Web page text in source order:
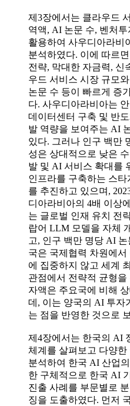
제3장에서는 클라우드
역액, AI 논문 수, 벤처
활용하여 사우디아라비
분석하였다. 이에 따르
전략, 막대한 자금력, 신
우드 서비스 시장 규모
논문 수 등이 빠르게 증
다. 사우디아라비아는
데이터센터 구축 및 반
발 역량을 보여주는 AI
있다. 그러나 인구 백만
성은 상대적으로 낮은
발 및 AI 서비스 확대를
인프라를 구축하는 스타
를 추진하고 있으며,
디아라비아의 4배 이상
는 글로벌 인재 유치 전
랍어 LLM 모델을 자체
고, 인구 백만 명당 AI
국은 국제협력 차원에
에 집중하지 않고 세계
관점에서 전략적 균형
자액은 주요국에 비해
데, 이는 양국의 AI 투자
는 점을 반영한 것으로
제4장에서는 한국의 AI
체계를 살펴보고 다양
분석하여 한국 AI 산업
한 구체적으로 한국 AI
진출 사례를 부문별로
징을 도출하였다. 먼저